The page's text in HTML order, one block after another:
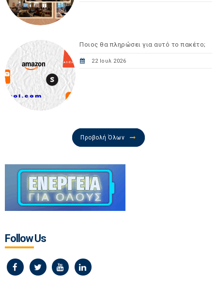
Ποιος θα πληρώσει για αυτό το πακέτο;
22 Ιουλ 2026
Προβολή Όλων
Follow Us